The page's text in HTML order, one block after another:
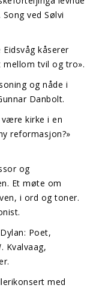
ved Sølvi
kåserer
mellom tvil og tro».
og nåde i
Danbolt.
kirke i en
reformasjon?»
og
Et møte om
i ord og toner.
Poet,
Kvalvaag,
med